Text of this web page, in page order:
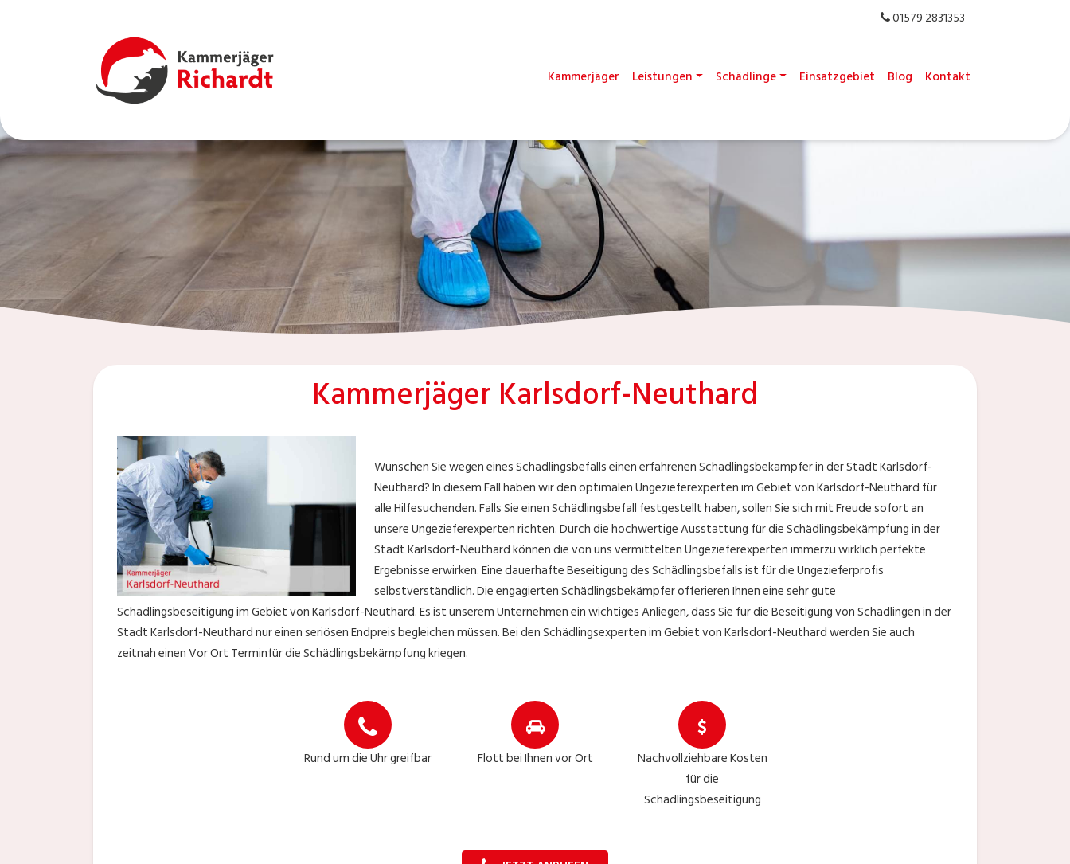
01579 2831353
Kammerjäger Leistungen Schädlinge Einsatzgebiet Blog Kontakt
Kammerjäger Karlsdorf-Neuthard
Wünschen Sie wegen eines Schädlingsbefalls einen erfahrenen Schädlingsbekämpfer in der Stadt Karlsdorf-
Neuthard? In diesem Fall haben wir den optimalen Ungezieferexperten im Gebiet von Karlsdorf-Neuthard für
alle Hilfesuchenden. Falls Sie einen Schädlingsbefall festgestellt haben, sollen Sie sich mit Freude sofort an
unsere Ungezieferexperten richten. Durch die hochwertige Ausstattung für die Schädlingsbekämpfung in der
Stadt Karlsdorf-Neuthard können die von uns vermittelten Ungezieferexperten immerzu wirklich perfekte
Ergebnisse erwirken. Eine dauerhafte Beseitigung des Schädlingsbefalls ist für die Ungezieferprofis
selbstverständlich. Die engagierten Schädlingsbekämpfer offerieren Ihnen eine sehr gute
Schädlingsbeseitigung im Gebiet von Karlsdorf-Neuthard. Es ist unserem Unternehmen ein wichtiges Anliegen, dass Sie für die Beseitigung von Schädlingen in der
Stadt Karlsdorf-Neuthard nur einen seriösen Endpreis begleichen müssen. Bei den Schädlingsexperten im Gebiet von Karlsdorf-Neuthard werden Sie auch
zeitnah einen Vor Ort Terminfür die Schädlingsbekämpfung kriegen.
Rund um die Uhr greifbar Flott bei Ihnen vor Ort
Nachvollziehbare Kosten
für die
Schädlingsbeseitigung